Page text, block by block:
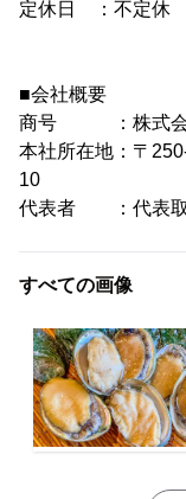
定休日 ：不定休
■会社概要
商号 ：株式会
本社所在地：〒
10
代表者 ：代表取
すべての画像